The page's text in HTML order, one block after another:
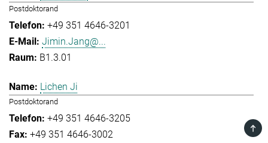
Postdoktorand
+49 351 4646-3201
Jimin.Jang@...
B1.3.01
Lichen Ji
Postdoktorand
+49 351 4646-3205
+49 351 4646-3002
TOP